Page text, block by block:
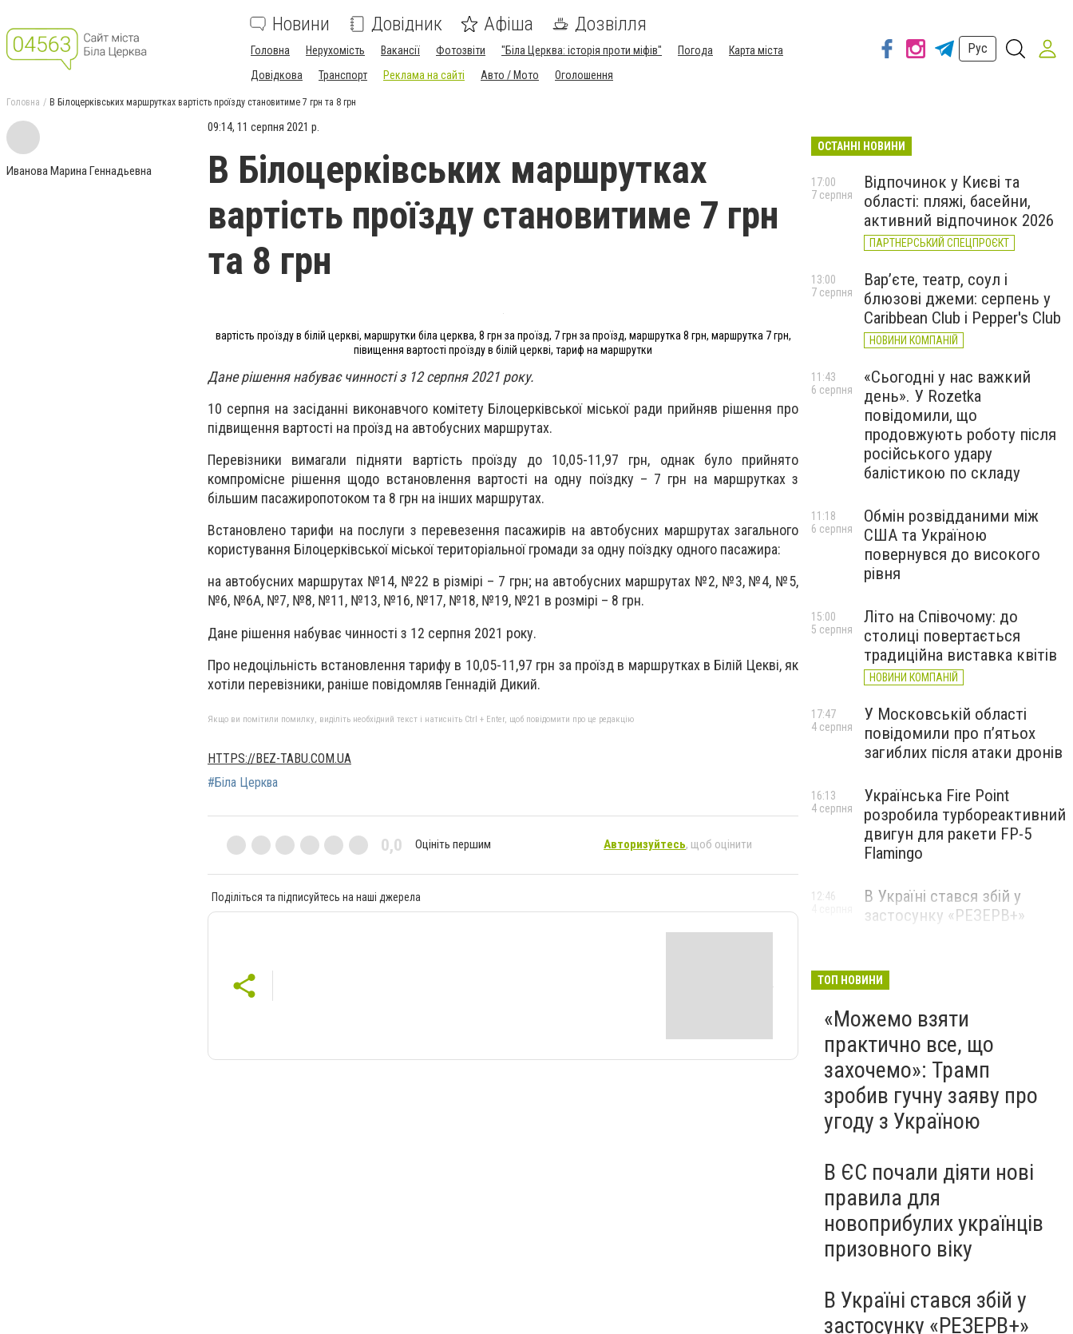
Новини Довідник Афіша Дозвілля
Головна Нерухомість Вакансії Фотозвіти "Біла Церква: історія проти міфів" Погода
Карта міста
Довідкова
Транспорт Реклама на сайті Авто / Мото Оголошення
Рус
Головна В Білоцерківських маршрутках вартість проїзду становитиме 7 грн та 8 грн
Иванова Марина Геннадьевна
09:14, 11 серпня 2021 р.
В Білоцерківських маршрутках
вартість проїзду становитиме 7 грн
та 8 грн
вартість проїзду в білій церкві, маршрутки біла церква, 8 грн за проїзд, 7 грн за проїзд, маршрутка 8 грн, маршрутка 7 грн,
півищення вартості проїзду в білій церкві, тариф на маршрутки
Дане рішення набуває чинності з 12 серпня 2021 року.
10 серпня на засіданні виконавчого комітету Білоцерківської міської ради прийняв рішення про
підвищення вартості на проїзд на автобусних маршрутах.
Перевізники вимагали підняти вартість проїзду до 10,05-11,97 грн, однак було прийнято
компромісне рішення щодо встановлення вартості на одну поїздку – 7 грн на маршрутках з
більшим пасажиропотоком та 8 грн на інших маршрутах.
Встановлено тарифи на послуги з перевезення пасажирів на автобусних маршрутах загального
користування Білоцерківської міської територіальної громади за одну поїздку одного пасажира:
на автобусних маршрутах №14, №22 в різмірі – 7 грн; на автобусних маршрутах №2, №3, №4, №5,
№6, №6А, №7, №8, №11, №13, №16, №17, №18, №19, №21 в розмірі – 8 грн.
Дане рішення набуває чинності з 12 серпня 2021 року.
Про недоцільність встановлення тарифу в 10,05-11,97 грн за проїзд в маршрутках в Білій Цекві, як
хотіли перевізники, раніше повідомляв Геннадій Дикий.
Якщо ви помітили помилку, виділіть необхідний текст і натисніть Ctrl + Enter, щоб повідомити про це редакцію
HTTPS://BEZ-TABU.COM.UA
#Біла Церква
0,0 Оцініть першим Авторизуйтесь, щоб оцінити
Поділіться та підписуйтесь на наші джерела
ОСТАННІ НОВИНИ
Відпочинок у Києві та
області: пляжі, басейни,
активний відпочинок 2026
ПАРТНЕРСЬКИЙ СПЕЦПРОЄКТ
17:00
7 серпня
Вар’єте, театр, соул і
блюзові джеми: серпень у
Caribbean Club і Pepper's Club
НОВИНИ КОМПАНІЙ
13:00
7 серпня
«Сьогодні у нас важкий
день». У Rozetka
повідомили, що
продовжують роботу після
російського удару
балістикою по складу
11:43
6 серпня
Обмін розвідданими між
США та Україною
повернувся до високого
рівня
11:18
6 серпня
Літо на Співочому: до
столиці повертається
традиційна виставка квітів
НОВИНИ КОМПАНІЙ
15:00
5 серпня
У Московській області
повідомили про п’ятьох
загиблих після атаки дронів
17:47
4 серпня
Українська Fire Point
розробила турбореактивний
двигун для ракети FP-5
Flamingo
16:13
4 серпня
В Україні стався збій у
застосунку «РЕЗЕРВ+»
12:46
ТОП НОВИНИ
«Можемо взяти
практично все, що
захочемо»: Трамп
зробив гучну заяву про
угоду з Україною
В ЄС почали діяти нові
правила для
новоприбулих українців
призовного віку
В Україні стався збій у
застосунку «РЕЗЕРВ+»